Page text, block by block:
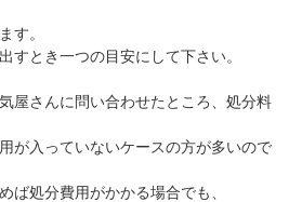
す。
すとき一つの目安にして下さい。
屋さんに問い合わせたところ、処分料
が入っていないケースの方が多いので
ば処分費用がかかる場合でも、